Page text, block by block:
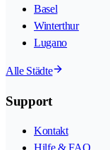
Basel
Winterthur
Lugano
Alle Städte
Support
Kontakt